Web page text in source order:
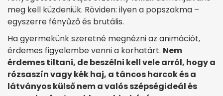
meg kell küzdeniük. Röviden: ilyen a popszakma –
egyszerre fényűző és brutális.
Ha gyermekünk szeretné megnézni az animációt,
érdemes figyelembe venni a korhatárt. Nem
érdemes tiltani, de beszélni kell vele arról, hogy a
rózsaszín vagy kék haj, a táncos harcok és a
látványos külső nem a valós szépségideál és